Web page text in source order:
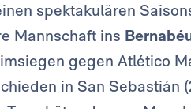
spektakulären
Mannschaft ins
gegen Atlético
in San Sebastián